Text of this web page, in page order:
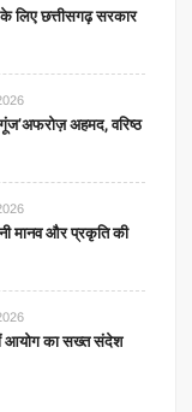
लिए छत्तीसगढ़ सरकार
गूंज’अफरोज़ अहमद, वरिष्ठ
मानव और प्रकृति की
आयोग का सख्त संदेश